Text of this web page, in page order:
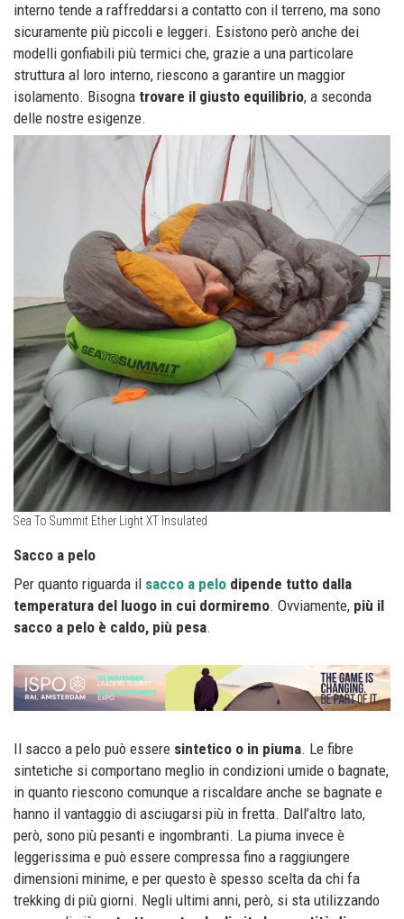
interno tende a raffreddarsi a contatto con il terreno, ma sono
sicuramente più piccoli e leggeri. Esistono però anche dei
modelli gonfiabili più termici che, grazie a una particolare
struttura al loro interno, riescono a garantire un maggior
isolamento. Bisogna trovare il giusto equilibrio, a seconda
delle nostre esigenze.
Sea To Summit Ether Light XT Insulated
Sacco a pelo
Per quanto riguarda il sacco a pelo dipende tutto dalla
temperatura del luogo in cui dormiremo. Ovviamente, più il
sacco a pelo è caldo, più pesa.
Il sacco a pelo può essere sintetico o in piuma. Le fibre
sintetiche si comportano meglio in condizioni umide o bagnate,
in quanto riescono comunque a riscaldare anche se bagnate e
hanno il vantaggio di asciugarsi più in fretta. Dall’altro lato,
però, sono più pesanti e ingombranti. La piuma invece è
leggerissima e può essere compressa fino a raggiungere
dimensioni minime, e per questo è spesso scelta da chi fa
trekking di più giorni. Negli ultimi anni, però, si sta utilizzando